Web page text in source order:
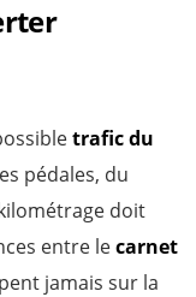
trafic du
pédales, du
doit
entre lecarnet
jamais sur la